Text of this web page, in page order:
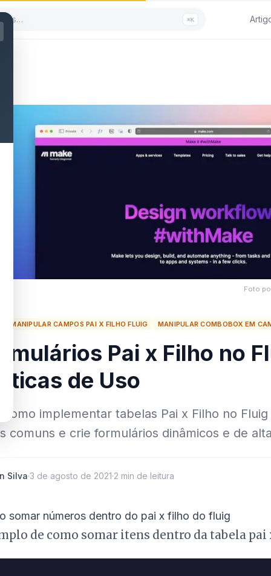
⌘K
Foto
MANIPULAR CAMPOS PAI X FILHO FLUIG MANIPULAR COMBOBOX EM
Pai x Filho no
de Uso
como implementar tabelas Pai x Filho no
comuns e crie formulários dinâmicos e de
Silva·3 de agosto de 2021·2 min de leitura
somar números dentro do pai x filho do fluig
de como somar itens dentro da tabela